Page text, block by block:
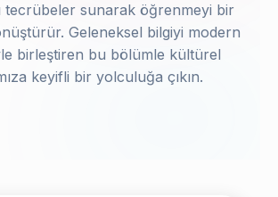
tecrübeler sunarak öğrenmeyi bir
Geleneksel bilgiyi modern
birleştiren bu bölümle kültürel
keyifli bir yolculuğa çıkın.